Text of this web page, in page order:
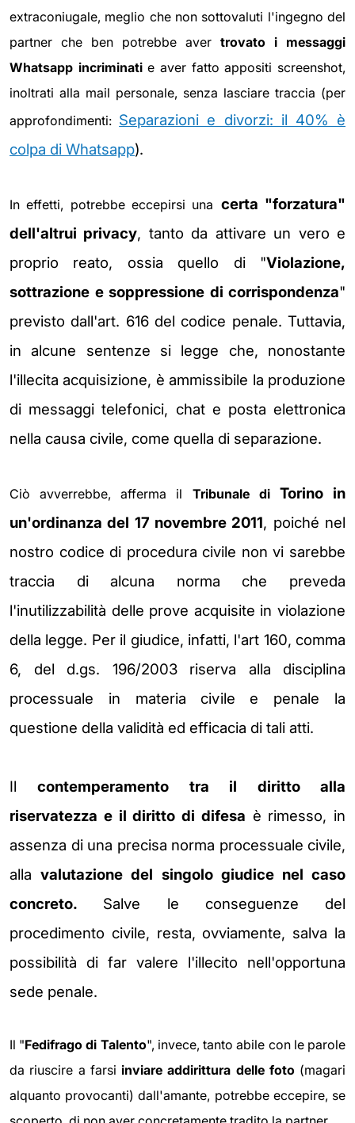
extraconiugale, meglio che non sottovaluti l'ingegno del
partner che ben potrebbe aver trovato i messaggi
Whatsapp incriminatie aver fatto appositi screenshot,
inoltrati alla mail personale, senza lasciare traccia (per
approfondimenti: Separazioni e divorzi: il 40% è
colpa di Whatsapp).
In effetti, potrebbe eccepirsi una certa "forzatura"
dell'altrui privacy, tanto da attivare un vero e
proprio reato, ossia quello di "Violazione,
sottrazione e soppressione di corrispondenza"
previsto dall'art. 616 del codice penale. Tuttavia,
in alcune sentenze si legge che, nonostante
l'illecita acquisizione, è ammissibile la produzione
di messaggi telefonici, chat e posta elettronica
nella causa civile, come quella di separazione.
Ciò avverrebbe, afferma il Tribunale di Torino in
un'ordinanza del 17 novembre 2011, poiché nel
nostro codice di procedura civile non vi sarebbe
traccia di alcuna norma che preveda
l'inutilizzabilità delle prove acquisite in violazione
della legge. Per il giudice, infatti, l'art 160, comma
6, del d.gs. 196/2003 riserva alla disciplina
processuale in materia civile e penale la
questione della validità ed efficacia di tali atti.
Ilcontemperamento tra il diritto alla
riservatezza e il diritto di difesa è rimesso, in
assenza di una precisa norma processuale civile,
allavalutazione del singolo giudice nel caso
concreto. Salve le conseguenze del
procedimento civile, resta, ovviamente, salva la
possibilità di far valere l'illecito nell'opportuna
sede penale.
Il "Fedifrago di Talento", invece, tanto abile con le parole
da riuscire a farsi inviare addirittura delle foto (magari
alquanto provocanti) dall'amante, potrebbe eccepire, se